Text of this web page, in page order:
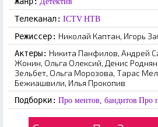
Телеканал: ICTV НТВ
Режиссер: Николай Каптан, Игорь
Актеры: Никита Панфилов, Андрей
Жонин, Ольга Олексий, Денис
Зельбет, Ольга Морозова, Тарас
Бежиашвили, Илья Прокопив
Подборки: Про ментов, бандитов Про